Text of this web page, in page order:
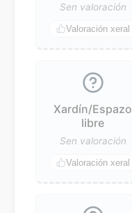
Sen valoración
Valoración xeral
Xardín/Espazo
libre
Sen valoración
Valoración xeral